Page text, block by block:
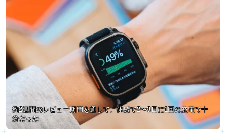
約2週間のレビュー期間を通して、体感で2〜3日に1回の充電で十
分だった